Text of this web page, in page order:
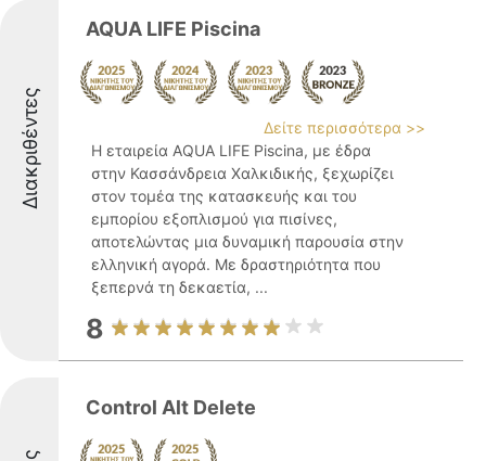
Διακριθέντες
AQUA LIFE Piscina
Δείτε περισσότερα >>
Η εταιρεία AQUA LIFE Piscina, με έδρα
στην Κασσάνδρεια Χαλκιδικής, ξεχωρίζει
στον τομέα της κατασκευής και του
εμπορίου εξοπλισμού για πισίνες,
αποτελώντας μια δυναμική παρουσία στην
ελληνική αγορά. Με δραστηριότητα που
ξεπερνά τη δεκαετία, ...
8
Control Alt Delete